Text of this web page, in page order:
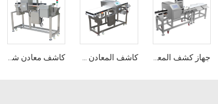
جهاز كشف المعادن الصناعي للكشف عن المعادن في الأطعمة مع ميزان وزني كاشف المعادن للزجاجات البلاستيكية لصناعة الأغذية والمطاط كاشف معادن شكل النفق مع ناقل الحركة لنظام الكشف عن الغذاء